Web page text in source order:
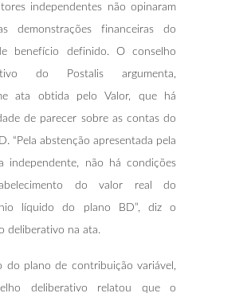
independentes não opinaram
demonstrações financeiras do
benefício definido. O conselho
do Postalis argumenta,
ata obtida pelo Valor, que há
de parecer sobre as contas do
“Pela abstenção apresentada pela
independente, não há condições
do valor real do
líquido do plano BD”, diz o
deliberativo na ata.
do plano de contribuição variável,
deliberativo relatou que o